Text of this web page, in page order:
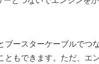
ブースターケーブルでつ
ともできます。ただ、エ